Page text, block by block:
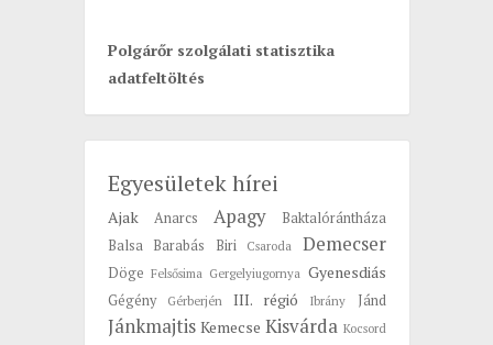
Polgárőr szolgálati statisztika
adatfeltöltés
Egyesületek hírei
Ajak Anarcs Apagy
Baktalórántháza
Balsa
Barabás Biri Csaroda Demecser
Döge Felsősima Gergelyiugornya Gyenesdiás
Gégény Gérberjén III. régió Ibrány Jánd
Jánkmajtis Kemecse Kisvárda Kocsord